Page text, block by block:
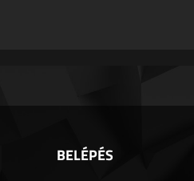
BELÉPÉS